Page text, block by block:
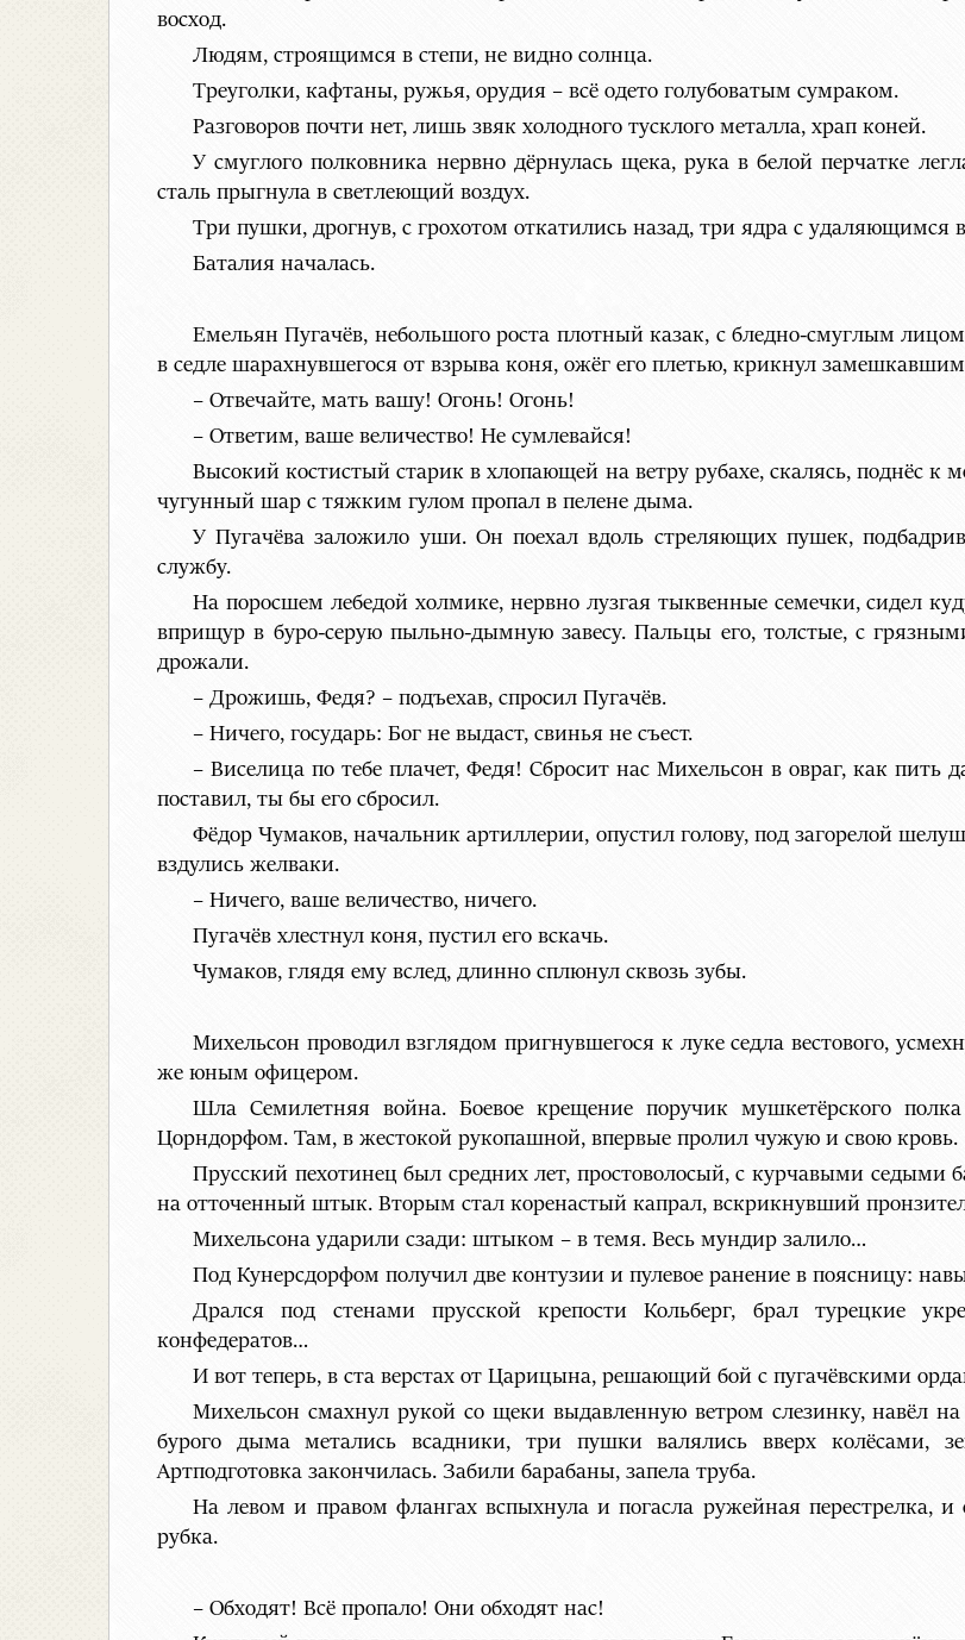
восход.
Людям, строящимся в степи, не видно солнца.
Треуголки, кафтаны, ружья, орудия – всё одето голубоватым сумраком.
Разговоров почти нет, лишь звяк холодного тусклого металла, храп коней.
У смуглого полковника нервно дёрнулась щека, рука в белой перчатке
сталь прыгнула в светлеющий воздух.
Три пушки, дрогнув, с грохотом откатились назад, три ядра с удаляющимся
Баталия началась.
Емельян Пугачёв, небольшого роста плотный казак, с бледно-смуглым
в седле шарахнувшегося от взрыва коня, ожёг его плетью, крикнул
– Отвечайте, мать вашу! Огонь! Огонь!
– Ответим, ваше величество! Не сумлевайся!
Высокий костистый старик в хлопающей на ветру рубахе, скалясь, поднёс к
чугунный шар с тяжким гулом пропал в пелене дыма.
У Пугачёва заложило уши. Он поехал вдоль стреляющих пушек,
службу.
На поросшем лебедой холмике, нервно лузгая тыквенные семечки, сидел
вприщур в буро-серую пыльно-дымную завесу. Пальцы его, толстые, с
дрожали.
– Дрожишь, Федя? – подъехав, спросил Пугачёв.
– Ничего, государь: Бог не выдаст, свинья не съест.
– Виселица по тебе плачет, Федя! Сбросит нас Михельсон в овраг, как пить
поставил, ты бы его сбросил.
Фёдор Чумаков, начальник артиллерии, опустил голову, под загорелой
вздулись желваки.
– Ничего, ваше величество, ничего.
Пугачёв хлестнул коня, пустил его вскачь.
Чумаков, глядя ему вслед, длинно сплюнул сквозь зубы.
Михельсон проводил взглядом пригнувшегося к луке седла вестового,
же юным офицером.
Шла Семилетняя война. Боевое крещение поручик мушкетёрского
Цорндорфом. Там, в жестокой рукопашной, впервые пролил чужую и свою кровь.
Прусский пехотинец был средних лет, простоволосый, с курчавыми седыми
на отточенный штык. Вторым стал коренастый капрал, вскрикнувший
Михельсона ударили сзади: штыком – в темя. Весь мундир залило…
Под Кунерсдорфом получил две контузии и пулевое ранение в поясницу:
Дрался под стенами прусской крепости Кольберг, брал турецкие
конфедератов…
И вот теперь, в ста верстах от Царицына, решающий бой с пугачёвскими
Михельсон смахнул рукой со щеки выдавленную ветром слезинку, навёл
бурого дыма метались всадники, три пушки валялись вверх колёсами,
Артподготовка закончилась. Забили барабаны, запела труба.
На левом и правом флангах вспыхнула и погасла ружейная перестрелка,
рубка.
– Обходят! Всё пропало! Они обходят нас!